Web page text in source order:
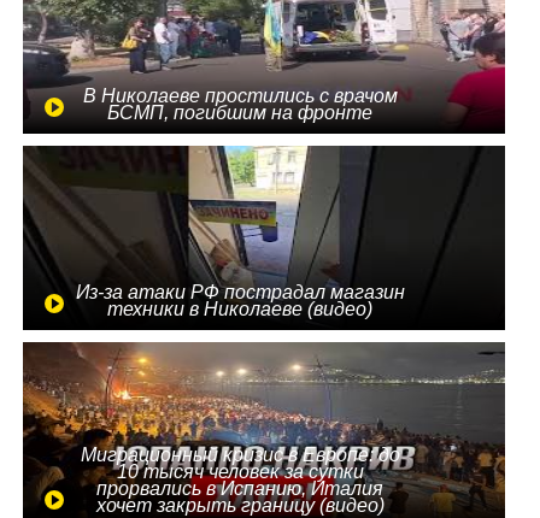
В Николаеве простились с врачом
БСМП, погибшим на фронте
Из-за атаки РФ пострадал магазин
техники в Николаеве (видео)
Миграционный кризис в Европе: до
10 тысяч человек за сутки
прорвались в Испанию, Италия
хочет закрыть границу (видео)